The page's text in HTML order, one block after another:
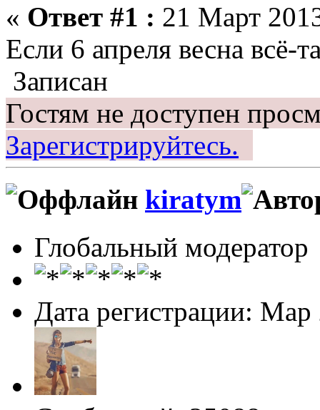
« Ответ #1 : 21 Март
Если 6 апреля весна всё-
Записан
Гостям не доступен
Зарегистрируйтесь.
kiratym
Глобальный модератор
Дата регистрации: Мар